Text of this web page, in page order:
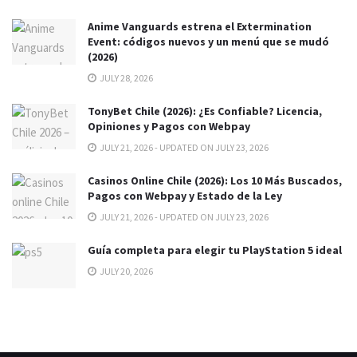
Anime Vanguards estrena el Extermination
Event: códigos nuevos y un menú que se mudó
(2026)
JULY 28, 2026
TonyBet Chile (2026): ¿Es Confiable? Licencia,
Opiniones y Pagos con Webpay
JULY 21, 2026 - UPDATED ON JULY 23, 2026
Casinos Online Chile (2026): Los 10 Más Buscados,
Pagos con Webpay y Estado de la Ley
JULY 21, 2026 - UPDATED ON JULY 23, 2026
Guía completa para elegir tu PlayStation 5 ideal
JULY 20, 2026